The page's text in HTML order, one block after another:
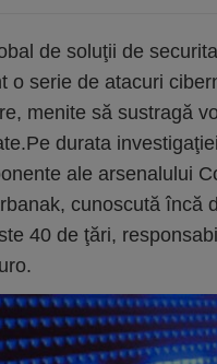
de soluţii de
o serie de atacuri
menite să sustragă
durata
ale arsenalului
cunoscută încă
40 de ţări,